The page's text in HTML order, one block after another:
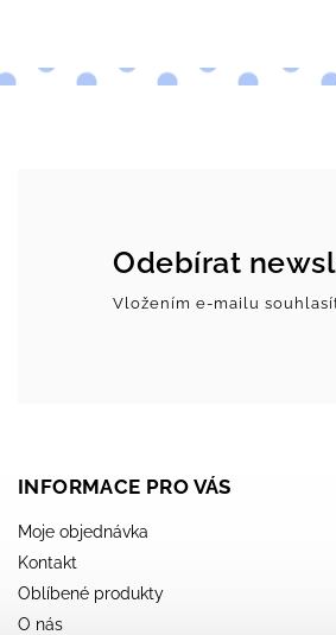
Odebírat
Vložením e-mailu
INFORMACE PRO VÁS
Moje objednávka
Kontakt
Oblíbené produkty
O nás